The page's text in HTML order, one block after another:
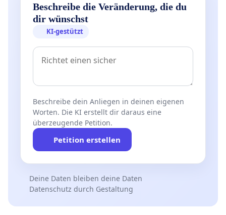
Beschreibe die Veränderung, die du
dir wünschst
KI-gestützt
Beschreibe dein Anliegen in deinen eigenen
Worten. Die KI erstellt dir daraus eine
überzeugende Petition.
Petition erstellen
Deine Daten bleiben deine Daten
Datenschutz durch Gestaltung